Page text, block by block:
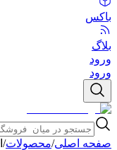
باکس
بلاگ
ورود
ورود
صفحه اصلی/محصولات/